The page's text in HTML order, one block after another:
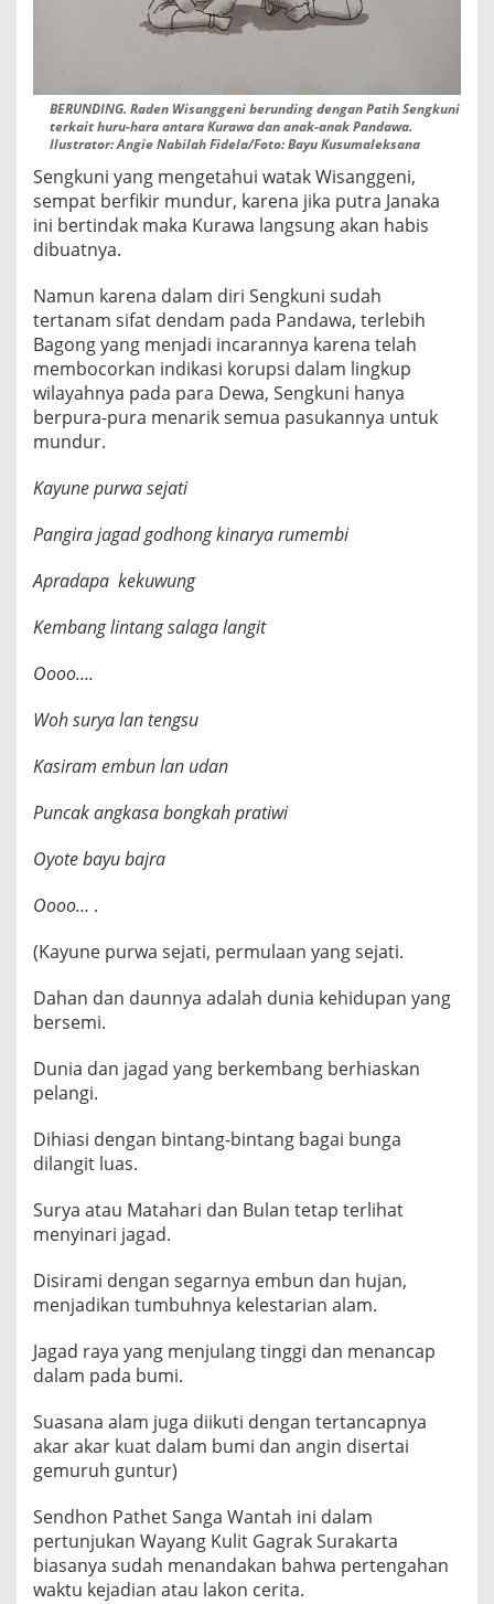
BERUNDING. Raden Wisanggeni berunding dengan Patih Sengkuni
terkait huru-hara antara Kurawa dan anak-anak Pandawa.
Ilustrator: Angie Nabilah Fidela/Foto: Bayu Kusumaleksana
Sengkuni yang mengetahui watak Wisanggeni,
sempat berfikir mundur, karena jika putra Janaka
ini bertindak maka Kurawa langsung akan habis
dibuatnya.
Namun karena dalam diri Sengkuni sudah
tertanam sifat dendam pada Pandawa, terlebih
Bagong yang menjadi incarannya karena telah
membocorkan indikasi korupsi dalam lingkup
wilayahnya pada para Dewa, Sengkuni hanya
berpura-pura menarik semua pasukannya untuk
mundur.
Kayune purwa sejati
Pangira jagad godhong kinarya rumembi
Apradapa kekuwung
Kembang lintang salaga langit
Oooo….
Woh surya lan tengsu
Kasiram embun lan udan
Puncak angkasa bongkah pratiwi
Oyote bayu bajra
Oooo… .
(Kayune purwa sejati, permulaan yang sejati.
Dahan dan daunnya adalah dunia kehidupan yang
bersemi.
Dunia dan jagad yang berkembang berhiaskan
pelangi.
Dihiasi dengan bintang-bintang bagai bunga
dilangit luas.
Surya atau Matahari dan Bulan tetap terlihat
menyinari jagad.
Disirami dengan segarnya embun dan hujan,
menjadikan tumbuhnya kelestarian alam.
Jagad raya yang menjulang tinggi dan menancap
dalam pada bumi.
Suasana alam juga diikuti dengan tertancapnya
akar akar kuat dalam bumi dan angin disertai
gemuruh guntur)
Sendhon Pathet Sanga Wantah ini dalam
pertunjukan Wayang Kulit Gagrak Surakarta
biasanya sudah menandakan bahwa pertengahan
waktu kejadian atau lakon cerita.